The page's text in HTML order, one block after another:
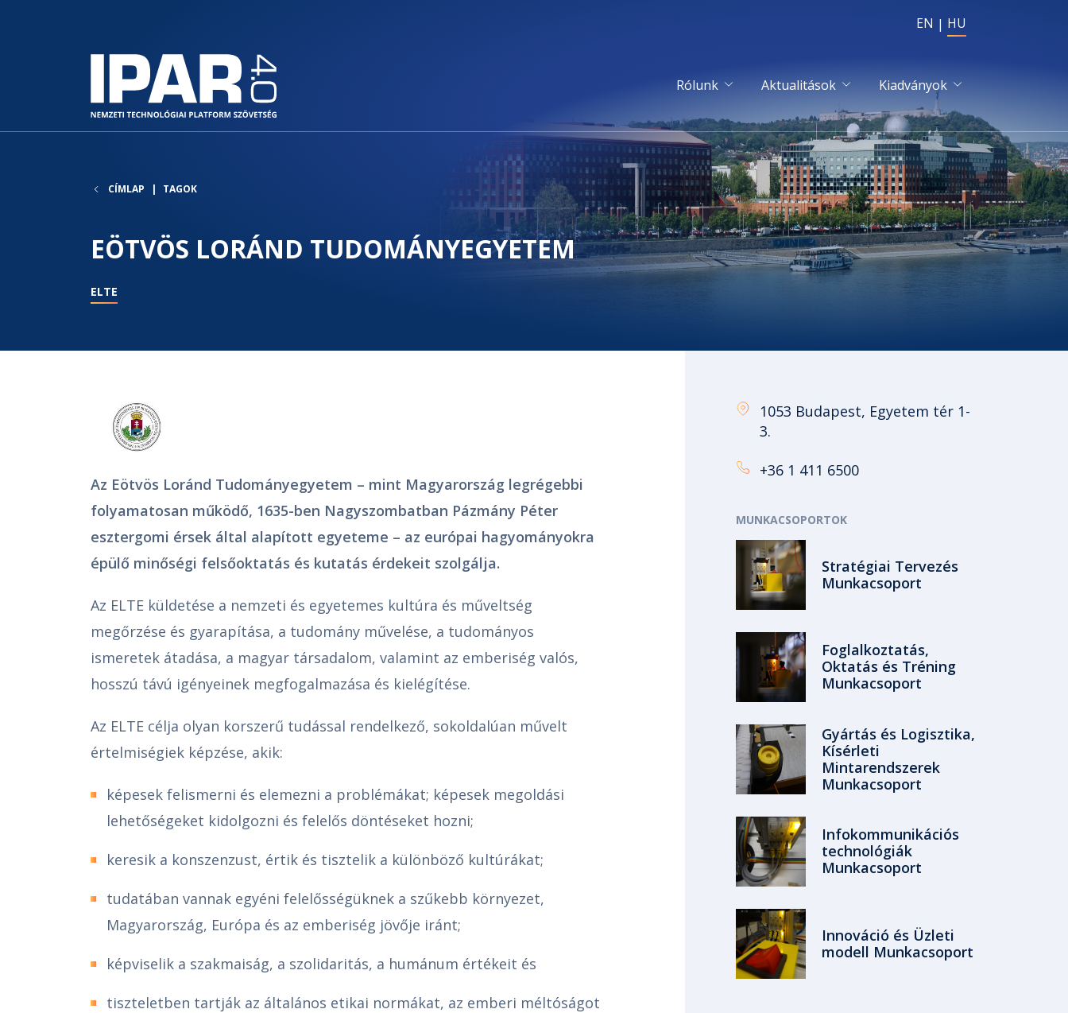
EN HU
Rólunk Aktualitások Kiadványok
CÍMLAP TAGOK
EÖTVÖS LORÁND TUDOMÁNYEGYETEM
ELTE
Az Eötvös Loránd Tudományegyetem – mint Magyarország legrégebbi
folyamatosan működő, 1635-ben Nagyszombatban Pázmány Péter
esztergomi érsek által alapított egyeteme – az európai hagyományokra
épülő minőségi felsőoktatás és kutatás érdekeit szolgálja.
Az ELTE küldetése a nemzeti és egyetemes kultúra és műveltség
megőrzése és gyarapítása, a tudomány művelése, a tudományos
ismeretek átadása, a magyar társadalom, valamint az emberiség valós,
hosszú távú igényeinek megfogalmazása és kielégítése.
Az ELTE célja olyan korszerű tudással rendelkező, sokoldalúan művelt
értelmiségiek képzése, akik:
képesek felismerni és elemezni a problémákat; képesek megoldási
lehetőségeket kidolgozni és felelős döntéseket hozni;
keresik a konszenzust, értik és tisztelik a különböző kultúrákat;
tudatában vannak egyéni felelősségüknek a szűkebb környezet,
Magyarország, Európa és az emberiség jövője iránt;
képviselik a szakmaiság, a szolidaritás, a humánum értékeit és
tiszteletben tartják az általános etikai normákat, az emberi méltóságot
1053 Budapest, Egyetem tér 1-
3.
+36 1 411 6500
MUNKACSOPORTOK
Stratégiai Tervezés
Munkacsoport
Foglalkoztatás,
Oktatás és Tréning
Munkacsoport
Gyártás és Logisztika,
Kísérleti
Mintarendszerek
Munkacsoport
Infokommunikációs
technológiák
Munkacsoport
Innováció és Üzleti
modell Munkacsoport